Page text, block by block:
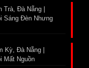
Đà Nẵng |
Sáng Đèn Nhưng
Kỳ, Đà Nẵng |
Mất Nguồn